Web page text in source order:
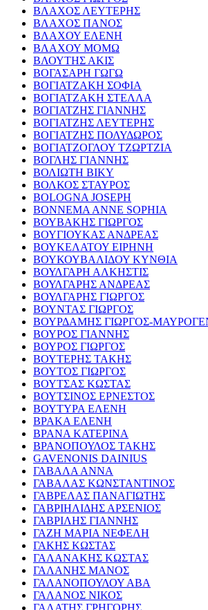
ΒΛΑΧΟΣ ΛΕΥΤΕΡΗΣ
ΒΛΑΧΟΣ ΠΑΝΟΣ
ΒΛΑΧΟΥ ΕΛΕΝΗ
ΒΛΑΧΟΥ ΜΟΜΩ
ΒΛΟΥΤΗΣ ΑΚΙΣ
ΒΟΓΑΣΑΡΗ ΓΩΓΩ
ΒΟΓΙΑΤΖΑΚΗ ΣΟΦΙΑ
ΒΟΓΙΑΤΖΑΚΗ ΣΤΕΛΛΑ
ΒΟΓΙΑΤΖΗΣ ΓΙΑΝΝΗΣ
ΒΟΓΙΑΤΖΗΣ ΛΕΥΤΕΡΗΣ
ΒΟΓΙΑΤΖΗΣ ΠΟΛΥΔΩΡΟΣ
ΒΟΓΙΑΤΖΟΓΛΟΥ ΤΖΩΡΤΖΙΑ
ΒΟΓΛΗΣ ΓΙΑΝΝΗΣ
ΒΟΛΙΩΤΗ ΒΙΚΥ
ΒΟΛΚΟΣ ΣΤΑΥΡΟΣ
BOLOGNA JOSEPH
BONNEMA ANNE SOPHIA
ΒΟΥΒΑΚΗΣ ΓΙΩΡΓΟΣ
ΒΟΥΓΙΟΥΚΑΣ ΑΝΔΡΕΑΣ
ΒΟΥΚΕΛΑΤΟΥ ΕΙΡΗΝΗ
ΒΟΥΚΟΥΒΑΛΙΔΟΥ ΚΥΝΘΙΑ
ΒΟΥΛΓΑΡΗ ΑΛΚΗΣΤΙΣ
ΒΟΥΛΓΑΡΗΣ ΑΝΔΡΕΑΣ
ΒΟΥΛΓΑΡΗΣ ΓΙΩΡΓΟΣ
ΒΟΥΝΤΑΣ ΓΙΩΡΓΟΣ
ΒΟΥΡΔΑΜΗΣ ΓΙΩΡΓΟΣ-
ΒΟΥΡΟΣ ΓΙΑΝΝΗΣ
ΒΟΥΡΟΣ ΓΙΩΡΓΟΣ
ΒΟΥΤΕΡΗΣ ΤΑΚΗΣ
ΒΟΥΤΟΣ ΓΙΩΡΓΟΣ
ΒΟΥΤΣΑΣ ΚΩΣΤΑΣ
ΒΟΥΤΣΙΝΟΣ ΕΡΝΕΣΤΟΣ
ΒΟΥΤΥΡΑ ΕΛΕΝΗ
ΒΡΑΚΑ ΕΛΕΝΗ
ΒΡΑΝΑ ΚΑΤΕΡΙΝΑ
ΒΡΑΝΟΠΟΥΛΟΣ ΤΑΚΗΣ
GAVENONIS DAINIUS
ΓΑΒΑΛΑ ΑΝΝΑ
ΓΑΒΑΛΑΣ ΚΩΝΣΤΑΝΤΙΝΟΣ
ΓΑΒΡΕΛΑΣ ΠΑΝΑΓΙΩΤΗΣ
ΓΑΒΡΙΗΛΙΔΗΣ ΑΡΣΕΝΙΟΣ
ΓΑΒΡΙΛΗΣ ΓΙΑΝΝΗΣ
ΓΑΖΗ ΜΑΡΙΑ ΝΕΦΕΛΗ
ΓΑΚΗΣ ΚΩΣΤΑΣ
ΓΑΛΑΝΑΚΗΣ ΚΩΣΤΑΣ
ΓΑΛΑΝΗΣ ΜΑΝΟΣ
ΓΑΛΑΝΟΠΟΥΛΟΥ ΑΒΑ
ΓΑΛΑΝΟΣ ΝΙΚΟΣ